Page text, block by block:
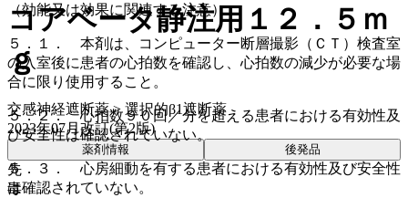
（効能又は効果に関連する注意）
５．１． 本剤は、コンピューター断層撮影（ＣＴ）検査室
の入室後に患者の心拍数を確認し、心拍数の減少が必要な場
合に限り使用すること。
５．２． 心拍数９０回／分を超える患者における有効性及
び安全性は確認されていない。
５．３． 心房細動を有する患者における有効性及び安全性
は確認されていない。
コアベータ静注用１２．５ｍ
ｇ
交感神経遮断薬 > 選択的β1遮断薬
2023年07月改訂(第2版)
薬剤情報 後発品
先
毒